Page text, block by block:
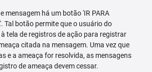
mensagem há um botão 'IR PARA
Tal botão permite que o usuário do
tela de registros de ação para registrar
citada na mensagem. Uma vez que
e a ameaça for resolvida, as mensagens
de ameaça devem cessar.